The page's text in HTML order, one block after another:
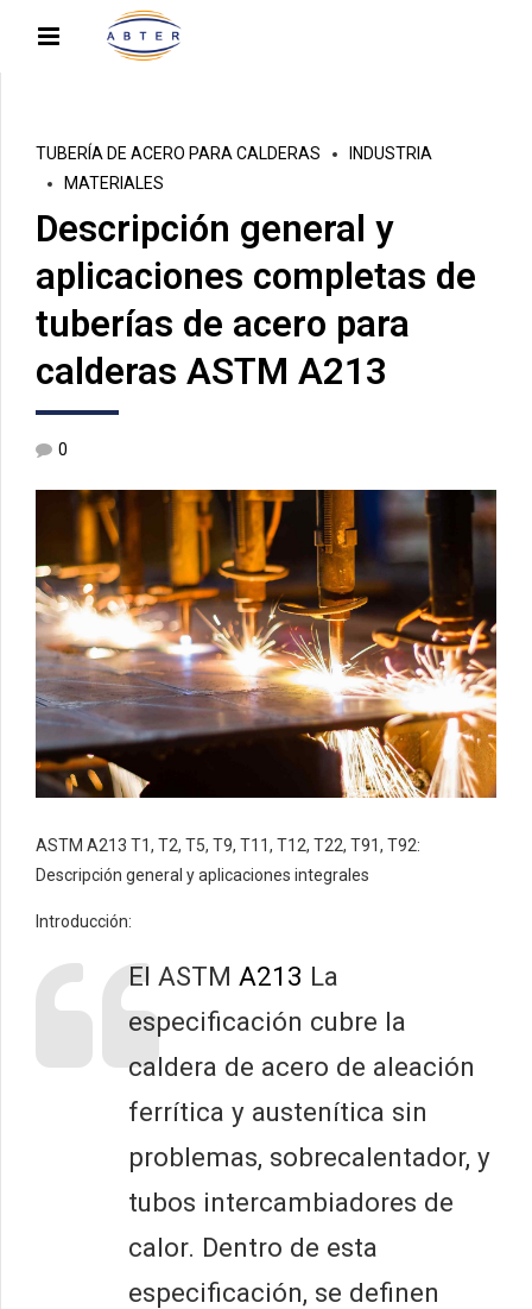
TUBERÍA DE ACERO PARA CALDERAS
INDUSTRIA
MATERIALES
Descripción general y
aplicaciones completas de
tuberías de acero para
calderas ASTM A213
0
ASTM A213 T1, T2, T5, T9, T11, T12, T22, T91, T92:
Descripción general y aplicaciones integrales
Introducción:
El ASTM A213 La
especificación cubre la
caldera de acero de aleación
ferrítica y austenítica sin
problemas, sobrecalentador, y
tubos intercambiadores de
calor. Dentro de esta
especificación, se definen